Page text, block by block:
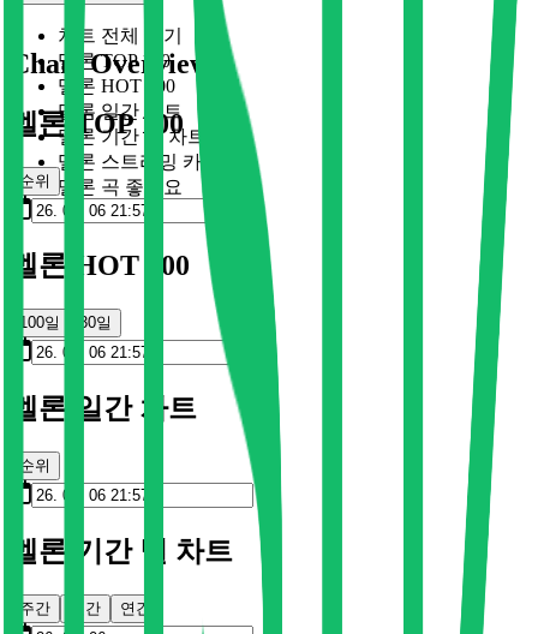
차트 전체 보기
멜론 TOP 100
멜론 HOT 100
멜론 일간 차트
멜론 기간 별 차트
멜론 스트리밍 카드
멜론 곡 좋아요
Chart Overview
멜론 TOP 100
순위
멜론 HOT 100
100일 30일
멜론 일간 차트
순위
멜론 기간 별 차트
주간 월간 연간